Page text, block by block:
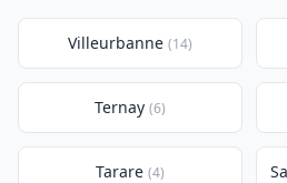
Villeurbanne (14)
Ternay (6)
Tarare (4)